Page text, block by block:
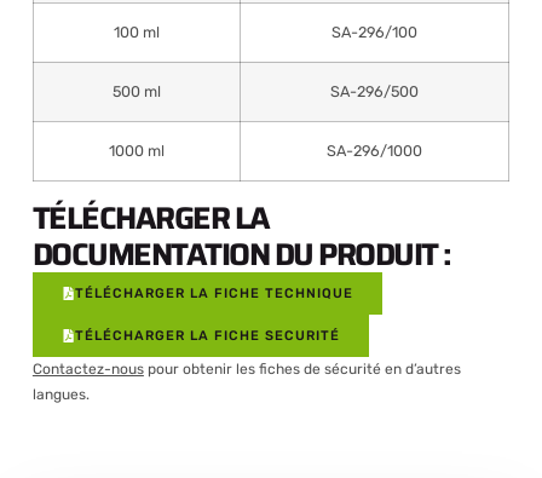
100 ml SA-296/100
500 ml SA-296/500
1000 ml SA-296/1000
TÉLÉCHARGER LA
DOCUMENTATION DU PRODUIT :
TÉLÉCHARGER LA FICHE TECHNIQUE
TÉLÉCHARGER LA FICHE SECURITÉ
Contactez-nouspour obtenir les fiches de sécurité en d’autres
langues.